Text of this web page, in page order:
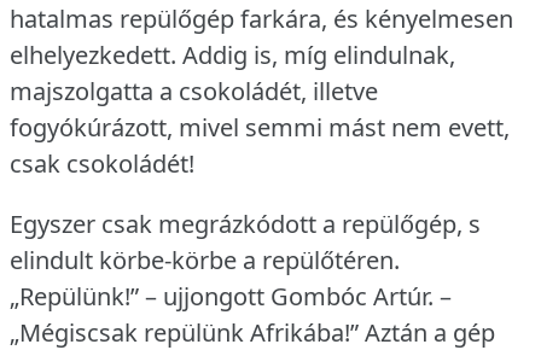
hatalmas repülőgép farkára, és kényelmesen
elhelyezkedett. Addig is, míg elindulnak,
majszolgatta a csokoládét, illetve
fogyókúrázott, mivel semmi mást nem evett,
csak csokoládét!
Egyszer csak megrázkódott a repülőgép, s
elindult körbe-körbe a repülőtéren.
„Repülünk!” – ujjongott Gombóc Artúr. –
„Mégiscsak repülünk Afrikába!” Aztán a gép